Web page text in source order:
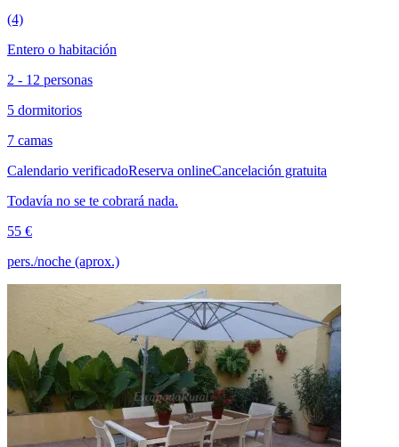
(4)
Entero o habitación
2 - 12 personas
5 dormitorios
7 camas
Calendario verificadoReserva onlineCancelación gratuita
Todavía no se te cobrará nada.
55 €
pers./noche (aprox.)